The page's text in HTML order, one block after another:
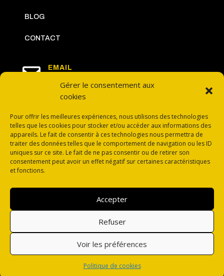
Gérer le consentement aux
cookies
Pour offrir les meilleures expériences, nous utilisons des technologies
telles que les cookies pour stocker et/ou accéder aux informations des
appareils. Le fait de consentir à ces technologies nous permettra de
traiter des données telles que le comportement de navigation ou les ID
uniques sur ce site. Le fait de ne pas consentir ou de retirer son
consentement peut avoir un effet négatif sur certaines caractéristiques
et fonctions.
Accepter
Refuser
Voir les préférences
Politique de cookies
BLOG
CONTACT

EMAIL
postmaster@clic-and-see.com
S'ABONNER
Politique de confidentialité|Mentions légales